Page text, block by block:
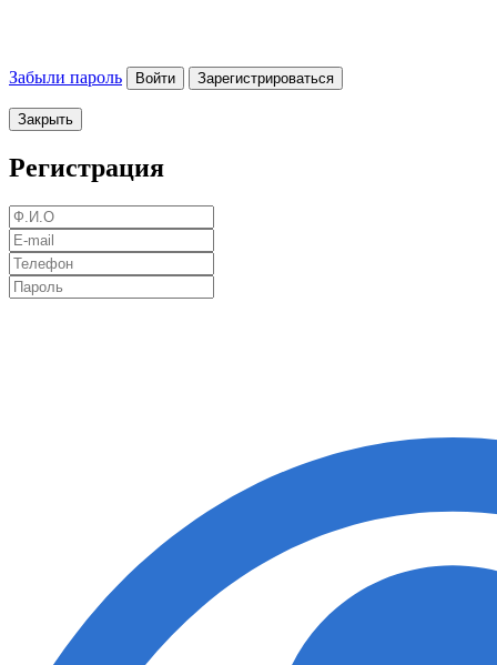
Забыли пароль Войти Зарегистрироваться
Закрыть
Регистрация